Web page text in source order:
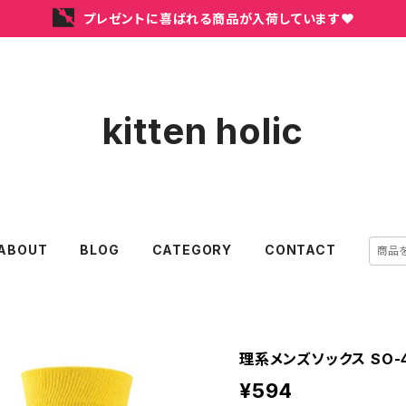
プレゼントに喜ばれる商品が入荷しています❤
kitten holic
BLOG CATEGORY CONTACT
理系メンズソックス
¥594